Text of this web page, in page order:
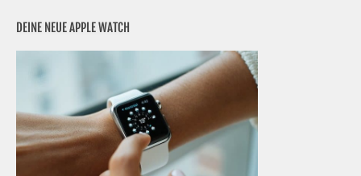
DEINE NEUE APPLE WATCH